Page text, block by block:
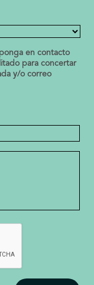
en contacto
para concertar
y/o correo